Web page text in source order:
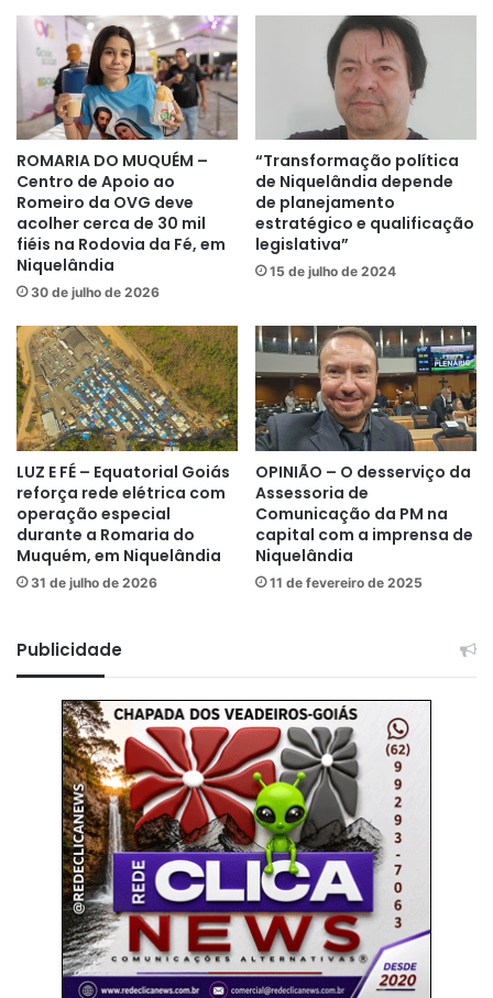
sucesso do ‘Prefeitura em Ação’ nos
povoados Faz Tudo e Quebra Linha
ROMARIA DO MUQUÉM –
Centro de Apoio ao
Romeiro da OVG deve
acolher cerca de 30 mil
fiéis na Rodovia da Fé, em
Niquelândia
30 de julho de 2026
“Transformação política
de Niquelândia depende
de planejamento
estratégico e qualificação
legislativa”
15 de julho de 2024
LUZ E FÉ – Equatorial Goiás
reforça rede elétrica com
operação especial
durante a Romaria do
Muquém, em Niquelândia
31 de julho de 2026
OPINIÃO – O desserviço da
Assessoria de
Comunicação da PM na
capital com a imprensa de
Niquelândia
11 de fevereiro de 2025
Publicidade